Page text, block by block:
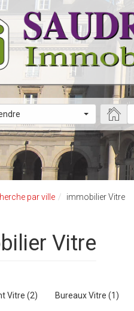
par ville immobilier Vitre
Vitre
Vitre (2) Bureaux Vitre (1)